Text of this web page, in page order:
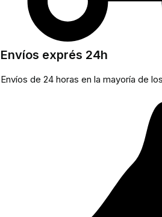
Envíos exprés 24h
Envíos de 24 horas en la mayoría de